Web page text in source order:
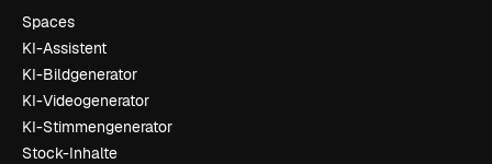
Spaces
KI-Assistent
KI-Bildgenerator
KI-Videogenerator
KI-Stimmengenerator
Stock-Inhalte